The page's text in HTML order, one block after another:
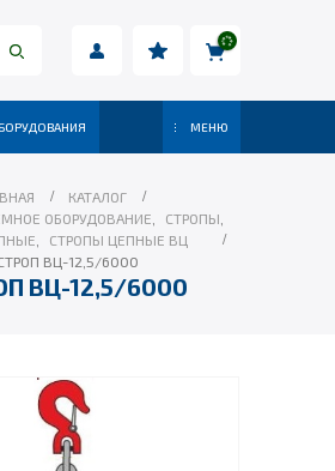
МЕНЮ
КАТАЛОГ
ОБОРУДОВАНИЕ
СТРОПЫ
СТРОПЫ ЦЕПНЫЕ ВЦ
ВЦ-12,5/6000
ВЦ-12,5/6000